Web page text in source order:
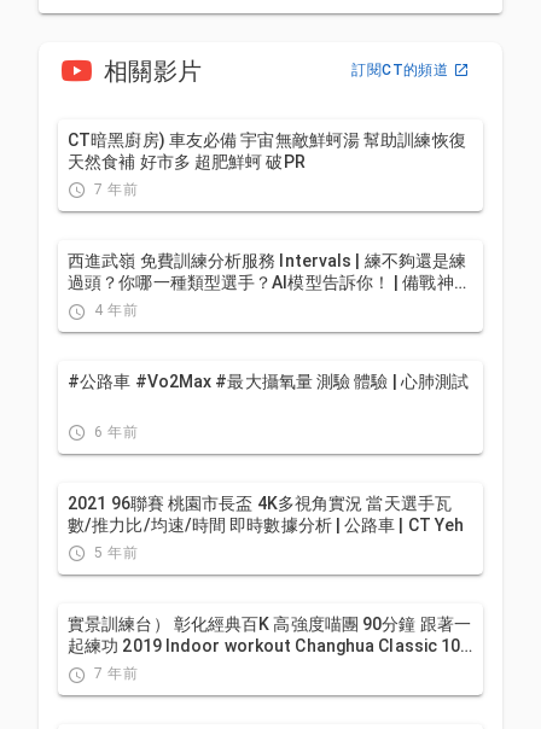
相關影片 訂閱CT的頻道
CT暗黑廚房) 車友必備 宇宙無敵鮮蚵湯 幫助訓練恢復
天然食補 好市多 超肥鮮蚵 破PR
7 年前
西進武嶺 免費訓練分析服務 Intervals | 練不夠還是練
過頭？你哪一種類型選手？AI模型告訴你！ | 備戰神器
4 年前
#公路車 #Vo2Max #最大攝氧量 測驗 體驗 | 心肺測試
6 年前
2021 96聯賽 桃園市長盃 4K多視角實況 當天選手瓦
數/推力比/均速/時間 即時數據分析 | 公路車 | CT Yeh
5 年前
實景訓練台） 彰化經典百K 高強度喵團 90分鐘 跟著一
起練功 2019 Indoor workout Changhua Classic 100
Taiwan
7 年前